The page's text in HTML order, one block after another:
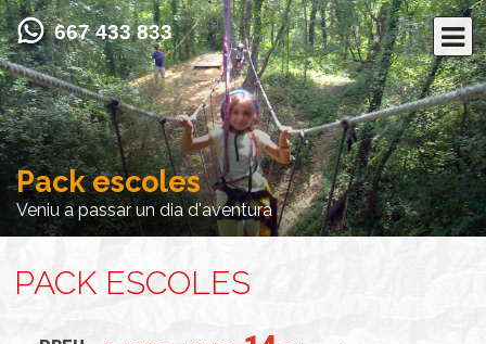
667 433 833
Pack escoles
Veniu a passar un dia d'aventura
PACK ESCOLES